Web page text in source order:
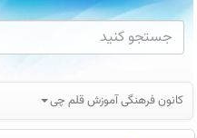
کانون فرهنگی آموزش قلم چی